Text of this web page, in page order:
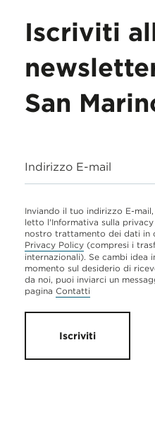
Iscriviti
San
Indirizzo E-mail
Inviando il tuo indirizzo E-
letto l'Informativa sulla
nostro trattamento dei dati in
Privacy Policy (compresi i
internazionali). Se cambi idea
momento sul desiderio di
da noi, puoi inviarci un
pagina Contatti
Iscriviti